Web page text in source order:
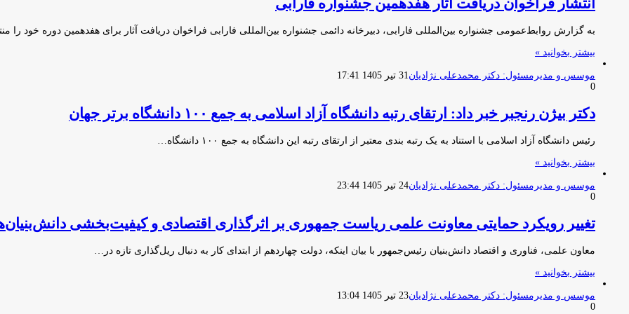
انتشار فراخوان دریافت آثار هفدهمین جشنواره فارابی
به گزارش روابط‌عمومی جشنواره بین‌المللی فارابی، دبیرخانه دائمی جشنواره بین‌المللی فارابی فراخوان دریافت آثار برای هفدهمین دوره خود را
بیشتر بخوانید »
موسس و مدیرمسئول: دکتر محمدعلی نژادیان31 تیر 1405 17:41
0
دکتر بیژن رنجبر خبر داد: ارتقای رتبه دانشگاه آزاد اسلامی به جمع ۱۰۰ دانشگاه برتر جهان
رئیس دانشگاه آزاد اسلامی با استناد به یک رتبه بندی معتبر از ارتقای رتبه این دانشگاه به جمع ۱۰۰ دانشگاه…
بیشتر بخوانید »
موسس و مدیرمسئول: دکتر محمدعلی نژادیان24 تیر 1405 23:44
0
تغییر رویکرد حمایتی معاونت علمی ریاست جمهوری بر اثرگذاری اقتصادی و کیفیت‌بخشی
معاون علمی، فناوری و اقتصاد دانش‌بنیان رئیس‌جمهور با بیان اینکه، دولت چهاردهم از ابتدای کار به دنبال ریل‌گذاری تازه در…
بیشتر بخوانید »
موسس و مدیرمسئول: دکتر محمدعلی نژادیان23 تیر 1405 13:04
0